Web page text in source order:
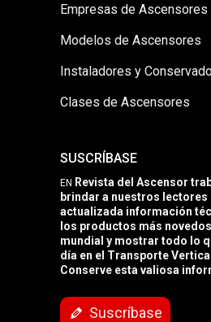
Empresas de Ascensores
Modelos de Ascensores
Instaladores y
Clases de Ascensores
SUSCRÍBASE
EN Revista del Ascensor
brindar a nuestros lectores
actualizada información
los productos más
mundial y mostrar todo lo
día en el Transporte
Conserve esta valiosa
Suscríbase